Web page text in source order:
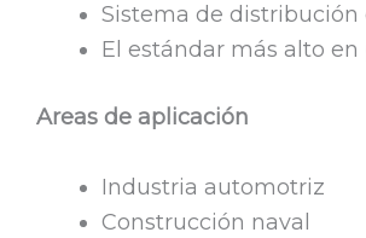
Sistema de distribución
El estándar más alto
Areas de aplicación
Industria automotriz
Construcción naval